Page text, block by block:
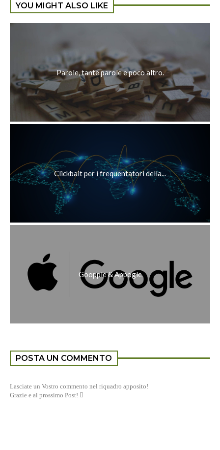
YOU MIGHT ALSO LIKE
Parole, tante parole e poco altro.
Clickbait per i frequentatori della...
Goopple & Appogle
POSTA UN COMMENTO
Lasciate un Vostro commento nel riquadro apposito!
Grazie e al prossimo Post! 